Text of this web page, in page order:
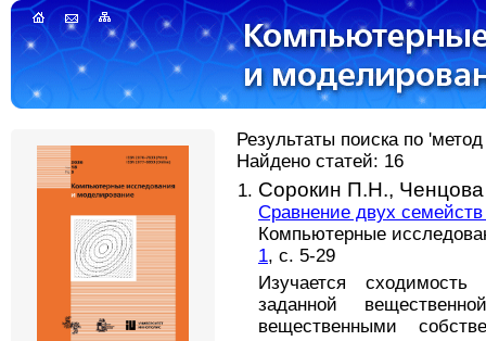
Результаты поиска по
Найдено статей: 16
Сорокин П.Н.,
Сравнение двух
Компьютерные
1, с. 5-29
Изучается
заданной
вещественными